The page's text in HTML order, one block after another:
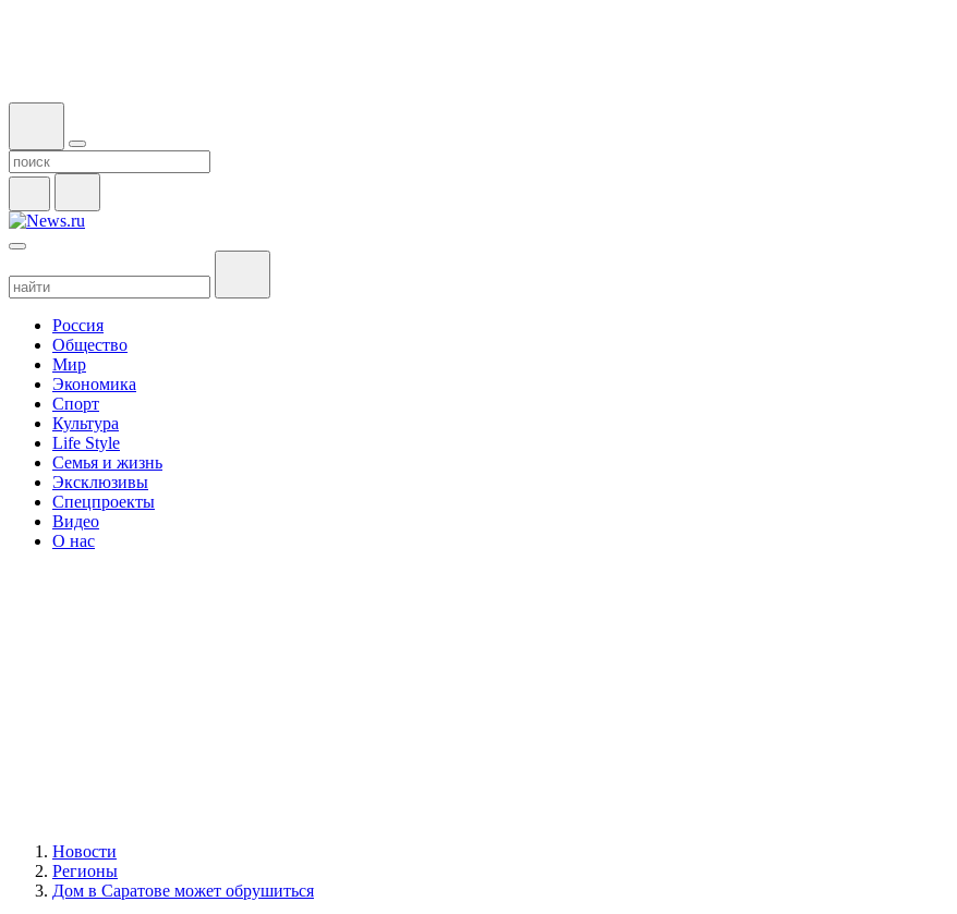
Россия
Общество
Мир
Экономика
Спорт
Культура
Life Style
Семья и жизнь
Эксклюзивы
Спецпроекты
Видео
О нас
Новости
Регионы
Дом в Саратове может обрушиться